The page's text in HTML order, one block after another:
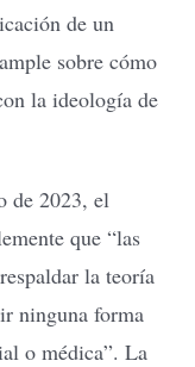
de un
sobre cómo
la ideología de
de 2023, el
que “las
la teoría
ninguna forma
o médica”. La